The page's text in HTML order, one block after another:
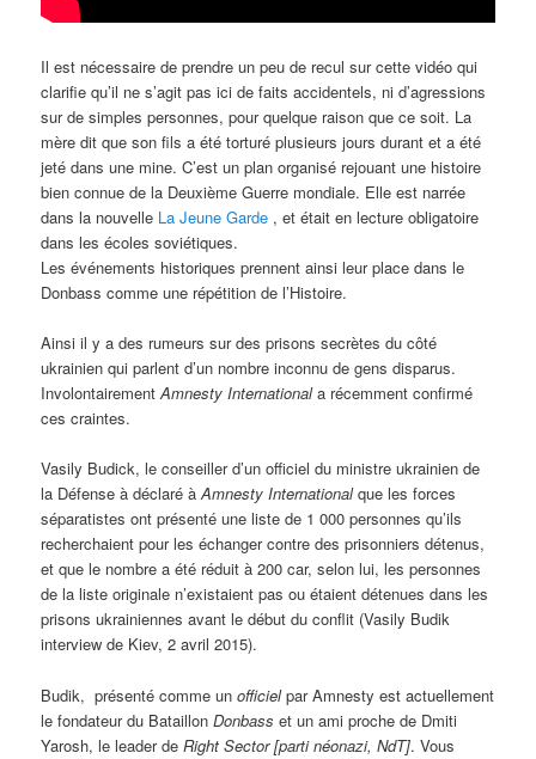
Il est nécessaire de prendre un peu de recul sur cette vidéo qui
clarifie qu’il ne s’agit pas ici de faits accidentels, ni d’agressions
sur de simples personnes, pour quelque raison que ce soit. La
mère dit que son fils a été torturé plusieurs jours durant et a été
jeté dans une mine. C’est un plan organisé rejouant une histoire
bien connue de la Deuxième Guerre mondiale. Elle est narrée
dans la nouvelle La Jeune Garde , et était en lecture obligatoire
dans les écoles soviétiques.
Les événements historiques prennent ainsi leur place dans le
Donbass comme une répétition de l’Histoire.
Ainsi il y a des rumeurs sur des prisons secrètes du côté
ukrainien qui parlent d’un nombre inconnu de gens disparus.
InvolontairementAmnesty Internationala récemment confirmé
ces craintes.
Vasily Budick, le conseiller d’un officiel du ministre ukrainien de
la Défense à déclaré àAmnesty Internationalque les forces
séparatistes ont présenté une liste de 1 000 personnes qu’ils
recherchaient pour les échanger contre des prisonniers détenus,
et que le nombre a été réduit à 200 car, selon lui, les personnes
de la liste originale n’existaient pas ou étaient détenues dans les
prisons ukrainiennes avant le début du conflit (Vasily Budik
interview de Kiev, 2 avril 2015).
Budik, présenté comme unofficielpar Amnesty est actuellement
le fondateur du BataillonDonbass et un ami proche de Dmiti
Yarosh, le leader deRight Sector [parti néonazi, NdT]. Vous